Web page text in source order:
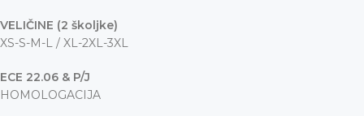
VELIČINE (2 školjke)
XS-S-M-L / XL-2XL-3XL
ECE 22.06 & P/J
HOMOLOGACIJA